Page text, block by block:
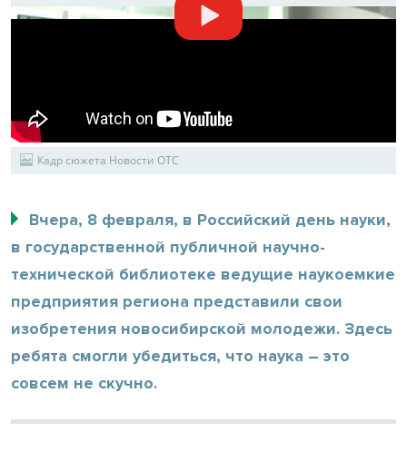
Кадр сюжета Новости ОТС
Вчера, 8 февраля, в Российский день науки,
в государственной публичной научно-
технической библиотеке ведущие наукоемкие
предприятия региона представили свои
изобретения новосибирской молодежи. Здесь
ребята смогли убедиться, что наука – это
совсем не скучно.